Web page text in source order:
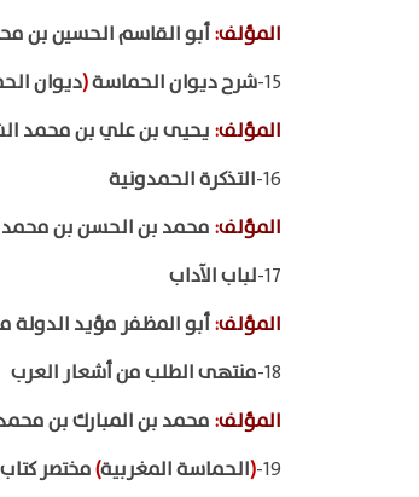
المؤلف:أبو القاسم الحسين بن
15- شرح ديوان الحماسة(ديوان
المؤلف: يحيى بن علي بن محمد
16- التذكرة الحمدونية
المؤلف: محمد بن الحسن بن
17- لباب الآداب
المؤلف:أبو المظفر مؤيد الدولة
18- منتهى الطلب من أشعار العرب
المؤلف:محمد بن المبارك بن
19-
(الحماسة المغربية)مختصر